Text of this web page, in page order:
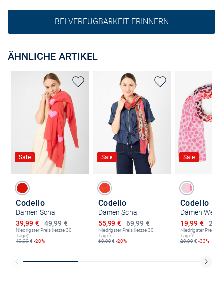
BEI VERFÜGBARKEIT ERINNERN
ÄHNLICHE ARTIKEL
Sale
Codello
Damen Schal
49,99 €
Ermäßigter Preis
39,99 €
Niedrigster Preis (letzte 30
Tage):
49,99€ -20%
Sale
Codello
Damen Schal
69,99 €
Ermäßigter Preis
55,99 €
Niedrigster Preis (letzte 30
Tage):
69,99€ -20%
Sale
Codello
Damen
Ermäßigter
19,99 €
Niedrigster Preis
Tage):
29,99€ -33%